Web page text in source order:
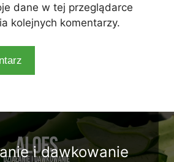
dane w tej przeglądarce
kolejnych komentarzy.
i dawkowanie